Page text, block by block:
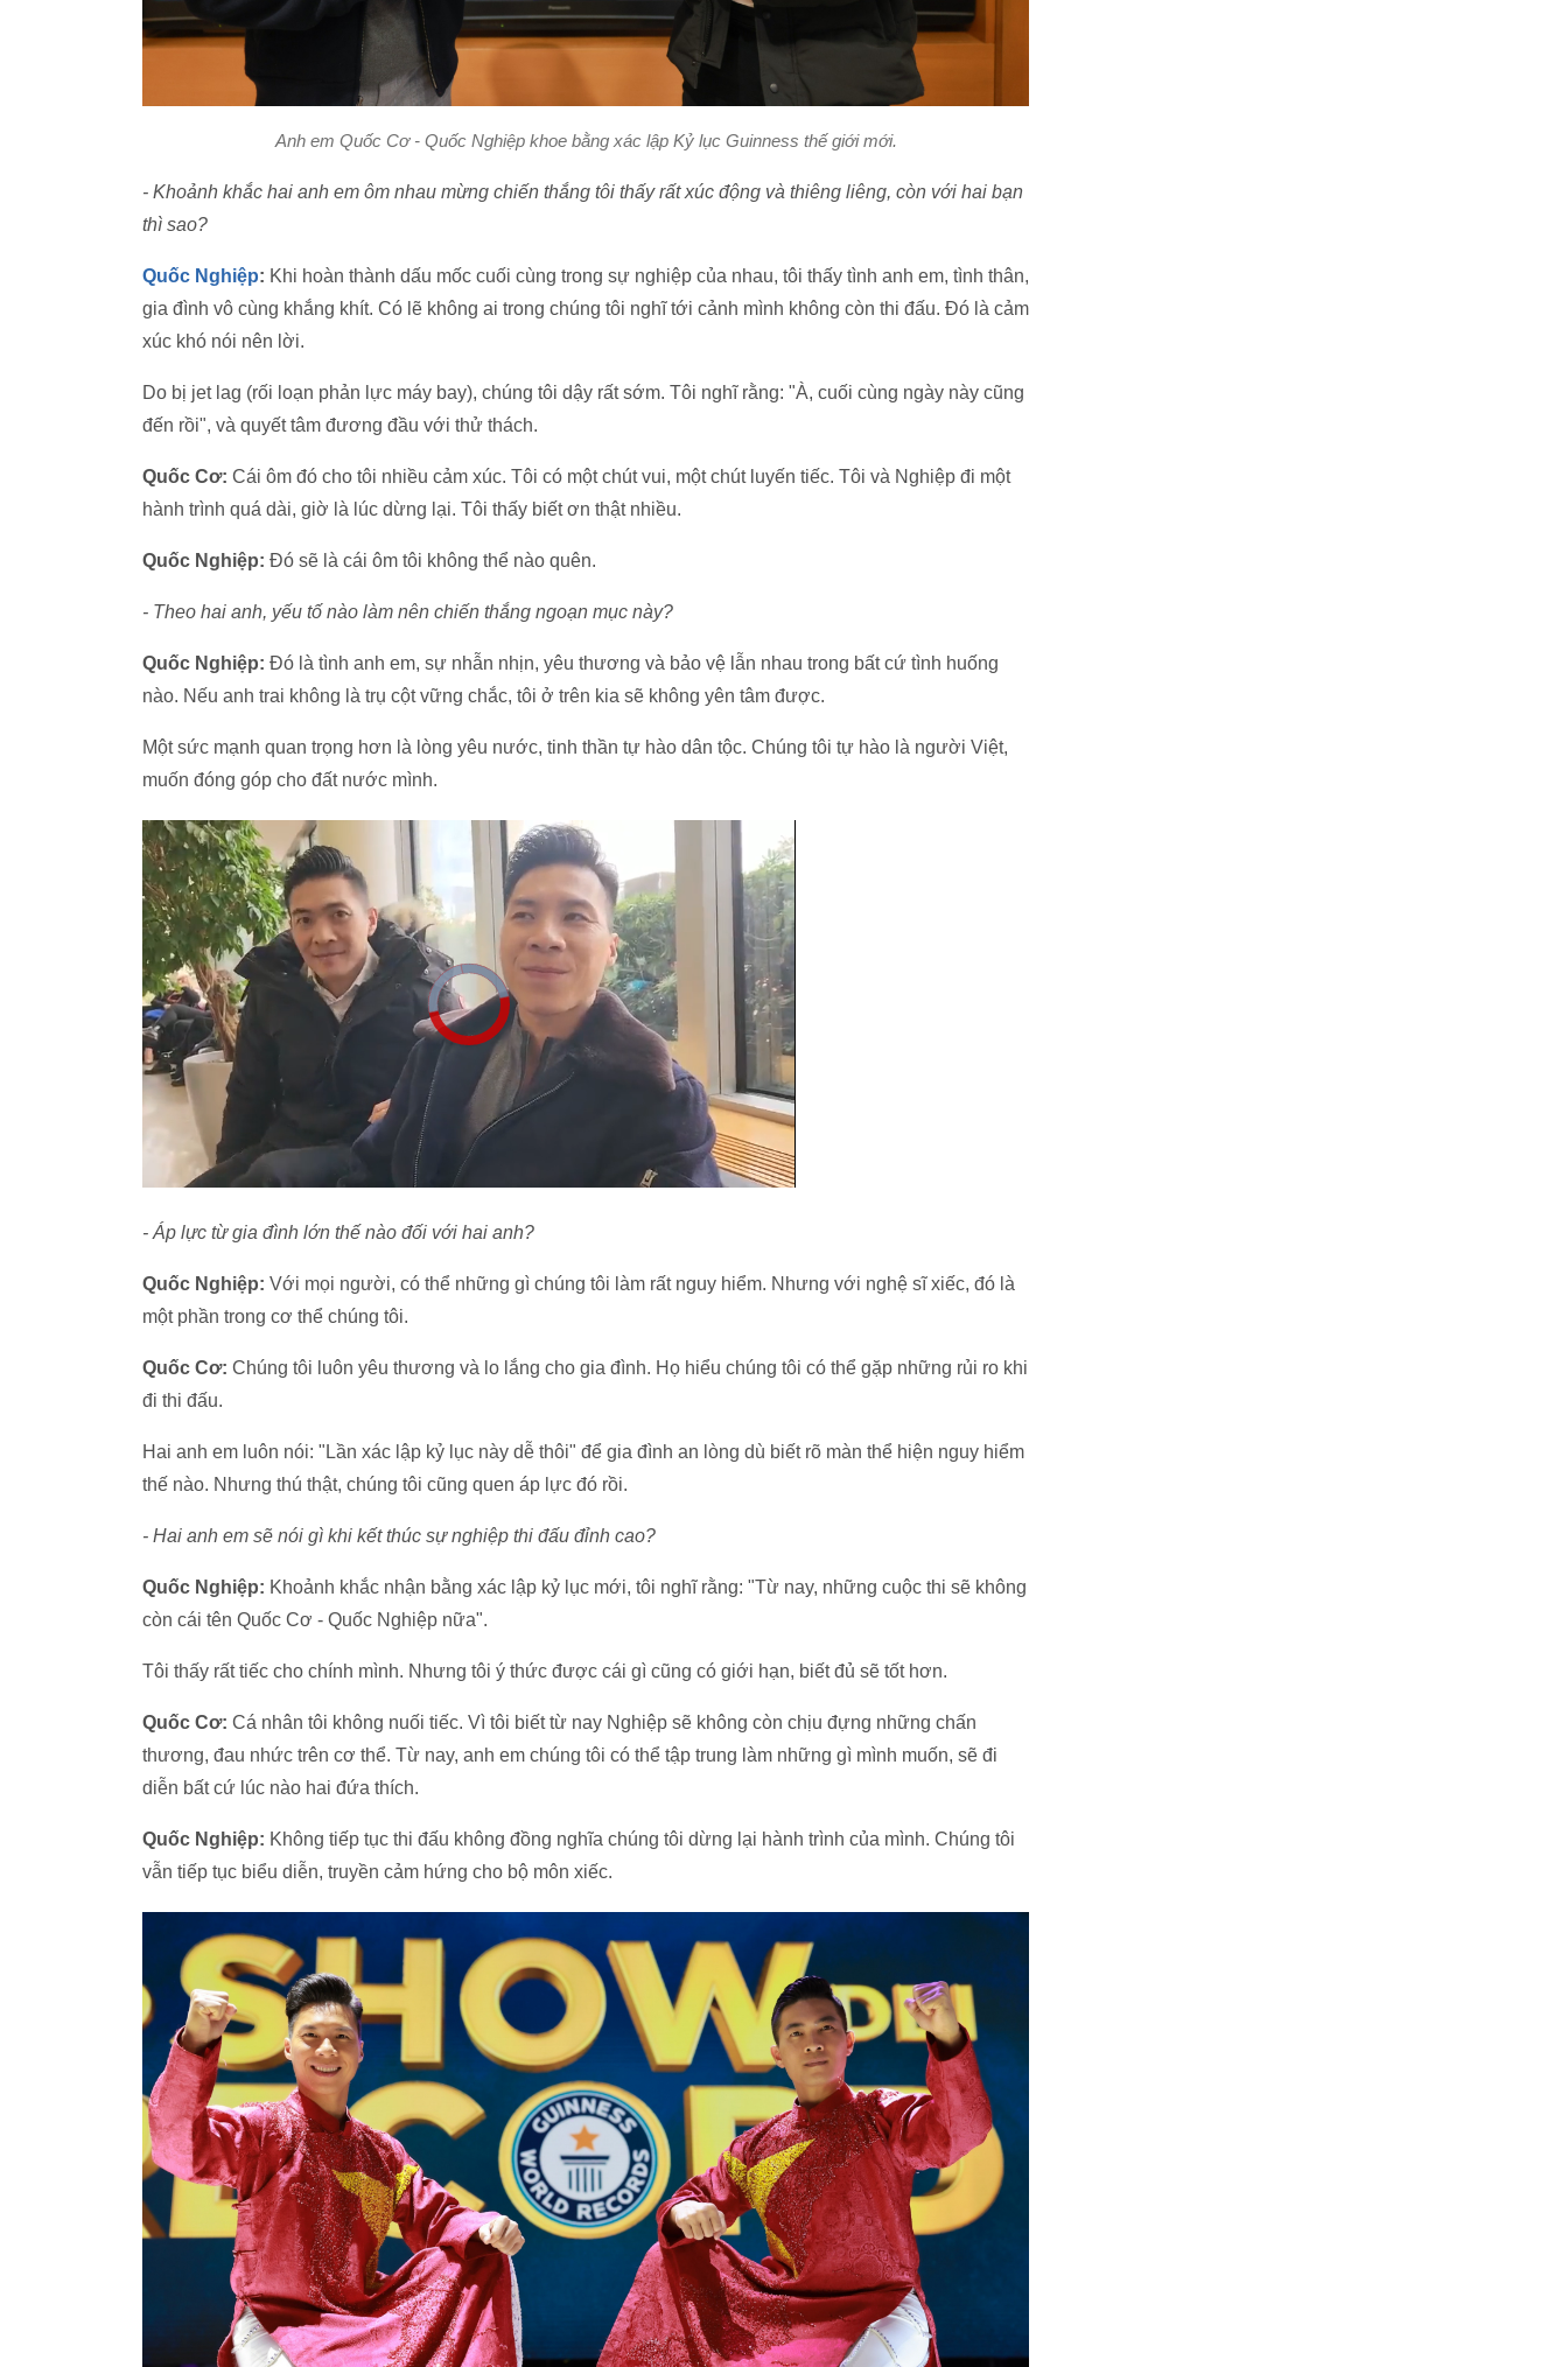
Anh em Quốc Cơ - Quốc Nghiệp khoe bằng xác lập Kỷ lục Guinness thế giới mới.
- Khoảnh khắc hai anh em ôm nhau mừng chiến thắng tôi thấy rất xúc động và thiêng liêng, còn với hai bạn
thì sao?
Quốc Nghiệp: Khi hoàn thành dấu mốc cuối cùng trong sự nghiệp của nhau, tôi thấy tình anh em, tình thân,
gia đình vô cùng khắng khít. Có lẽ không ai trong chúng tôi nghĩ tới cảnh mình không còn thi đấu. Đó là cảm
xúc khó nói nên lời.
Do bị jet lag (rối loạn phản lực máy bay), chúng tôi dậy rất sớm. Tôi nghĩ rằng: "À, cuối cùng ngày này cũng
đến rồi", và quyết tâm đương đầu với thử thách.
Quốc Cơ: Cái ôm đó cho tôi nhiều cảm xúc. Tôi có một chút vui, một chút luyến tiếc. Tôi và Nghiệp đi một
hành trình quá dài, giờ là lúc dừng lại. Tôi thấy biết ơn thật nhiều.
Quốc Nghiệp: Đó sẽ là cái ôm tôi không thể nào quên.
- Theo hai anh, yếu tố nào làm nên chiến thắng ngoạn mục này?
Quốc Nghiệp: Đó là tình anh em, sự nhẫn nhịn, yêu thương và bảo vệ lẫn nhau trong bất cứ tình huống
nào. Nếu anh trai không là trụ cột vững chắc, tôi ở trên kia sẽ không yên tâm được.
Một sức mạnh quan trọng hơn là lòng yêu nước, tinh thần tự hào dân tộc. Chúng tôi tự hào là người Việt,
muốn đóng góp cho đất nước mình.
- Áp lực từ gia đình lớn thế nào đối với hai anh?
Quốc Nghiệp: Với mọi người, có thể những gì chúng tôi làm rất nguy hiểm. Nhưng với nghệ sĩ xiếc, đó là
một phần trong cơ thể chúng tôi.
Quốc Cơ: Chúng tôi luôn yêu thương và lo lắng cho gia đình. Họ hiểu chúng tôi có thể gặp những rủi ro khi
đi thi đấu.
Hai anh em luôn nói: "Lần xác lập kỷ lục này dễ thôi" để gia đình an lòng dù biết rõ màn thể hiện nguy hiểm
thế nào. Nhưng thú thật, chúng tôi cũng quen áp lực đó rồi.
- Hai anh em sẽ nói gì khi kết thúc sự nghiệp thi đấu đỉnh cao?
Quốc Nghiệp: Khoảnh khắc nhận bằng xác lập kỷ lục mới, tôi nghĩ rằng: "Từ nay, những cuộc thi sẽ không
còn cái tên Quốc Cơ - Quốc Nghiệp nữa".
Tôi thấy rất tiếc cho chính mình. Nhưng tôi ý thức được cái gì cũng có giới hạn, biết đủ sẽ tốt hơn.
Quốc Cơ: Cá nhân tôi không nuối tiếc. Vì tôi biết từ nay Nghiệp sẽ không còn chịu đựng những chấn
thương, đau nhức trên cơ thể. Từ nay, anh em chúng tôi có thể tập trung làm những gì mình muốn, sẽ đi
diễn bất cứ lúc nào hai đứa thích.
Quốc Nghiệp: Không tiếp tục thi đấu không đồng nghĩa chúng tôi dừng lại hành trình của mình. Chúng tôi
vẫn tiếp tục biểu diễn, truyền cảm hứng cho bộ môn xiếc.